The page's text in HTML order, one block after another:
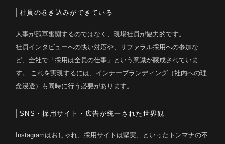
社員の巻き込みができている
人事が孤軍奮闘するのではなく、現場社員が協力的です。
社員インタビューへの快い対応や、リファラル採用への参加な
ど、全社で「採用は全員の仕事」という意識が醸成されていま
す。 これを実現するには、インナーブランディング（社内への理
念浸透）も同時に行う必要があります。
SNS・採用サイト・広告が統一された世界観
Instagramはおしゃれ、採用サイトは堅実、といったトンマナの不